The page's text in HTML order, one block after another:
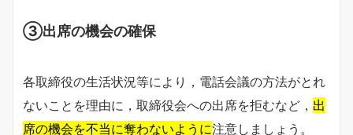
③出席の機会の確保
各取締役の生活状況等により，電話会議の方法がとれ
ないことを理由に，取締役会への出席を拒むなど， 出
席の機会を不当に奪わないように注意しましょう。